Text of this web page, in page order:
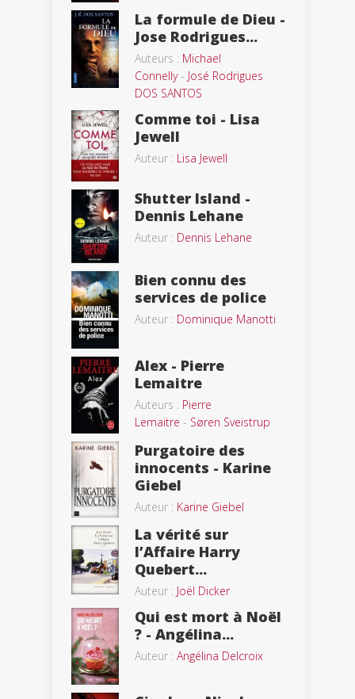
La formule de Dieu -
Jose Rodrigues...
Auteurs : Michael
Connelly- José Rodrigues
DOS SANTOS
Comme toi - Lisa
Jewell
Auteur : Lisa Jewell
Shutter Island -
Dennis Lehane
Auteur : Dennis Lehane
Bien connu des
services de police
Auteur : Dominique Manotti
Alex - Pierre
Lemaitre
Auteurs : Pierre
Lemaitre - Søren Sveistrup
Purgatoire des
innocents - Karine
Giebel
Auteur : Karine Giebel
La vérité sur
l’Affaire Harry
Quebert...
Auteur : Joël Dicker
Qui est mort à Noël
? - Angélina...
Auteur : Angélina Delcroix